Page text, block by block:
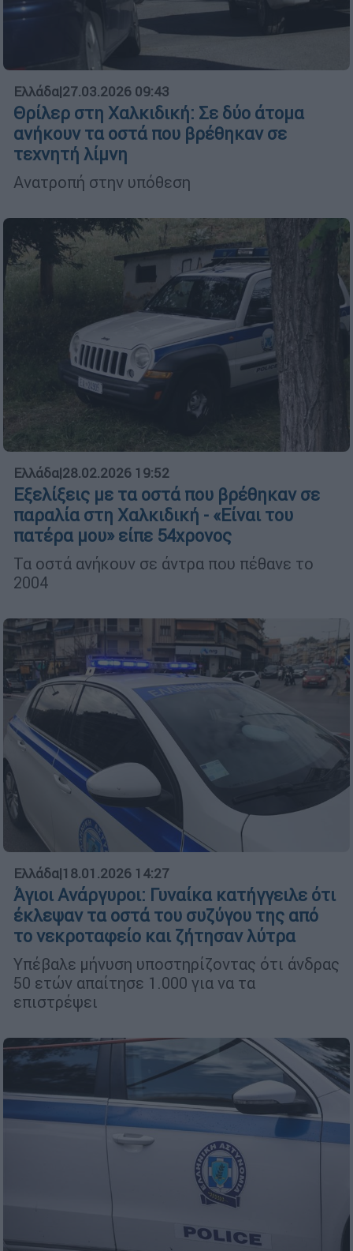
Ελλάδα|27.03.2026 09:43
Θρίλερ στη Χαλκιδική: Σε δύο άτομα
ανήκουν τα οστά που βρέθηκαν σε
τεχνητή λίμνη
Ανατροπή στην υπόθεση
Ελλάδα|28.02.2026 19:52
Εξελίξεις με τα οστά που βρέθηκαν σε
παραλία στη Χαλκιδική - «Είναι του
πατέρα μου» είπε 54χρονος
Τα οστά ανήκουν σε άντρα που πέθανε το
2004
Ελλάδα|18.01.2026 14:27
Άγιοι Ανάργυροι: Γυναίκα κατήγγειλε ότι
έκλεψαν τα οστά του συζύγου της από
το νεκροταφείο και ζήτησαν λύτρα
Υπέβαλε μήνυση υποστηρίζοντας ότι άνδρας
50 ετών απαίτησε 1.000 για να τα
επιστρέψει